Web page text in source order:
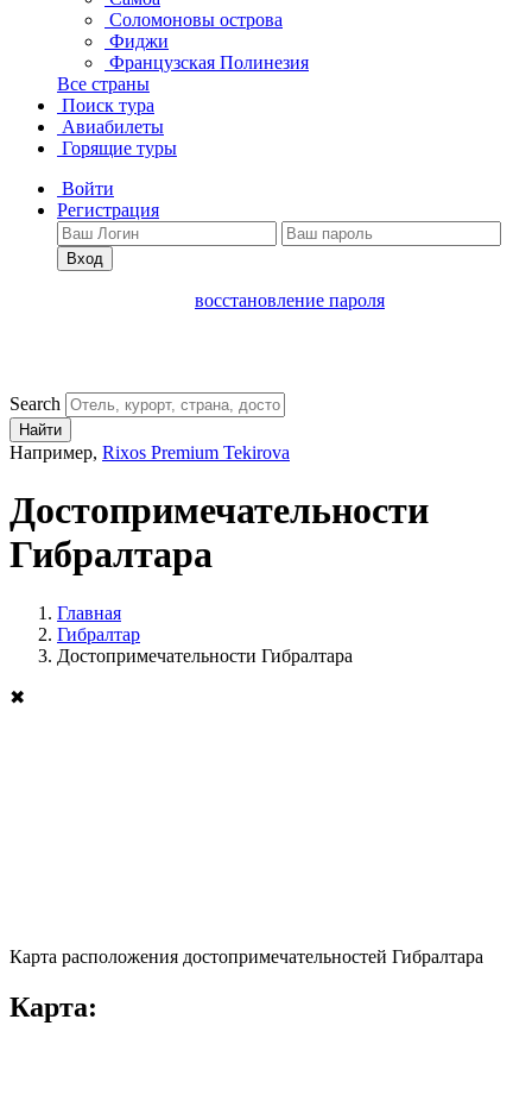
Соломоновы острова
Фиджи
Французская Полинезия
Все страны
Поиск тура
Авиабилеты
Горящие туры
Войти
Регистрация
Вход
восстановление пароля
Search
Найти
Например, Rixos Premium Tekirova
Достопримечательности
Гибралтара
Главная
Гибралтар
Достопримечательности Гибралтара
✖
Карта расположения достопримечательностей Гибралтара
Карта: